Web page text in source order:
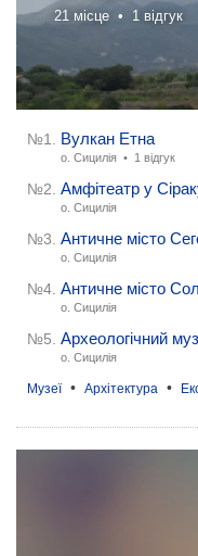
21 місце • 1 відгук
№1. Вулкан Етна
о. Сицилія • 1 відгук
№2. Амфітеатр у
о. Сицилія
№3. Античне місто
о. Сицилія
№4. Античне місто
о. Сицилія
№5. Археологічний
о. Сицилія
Музеї• Архітектура •